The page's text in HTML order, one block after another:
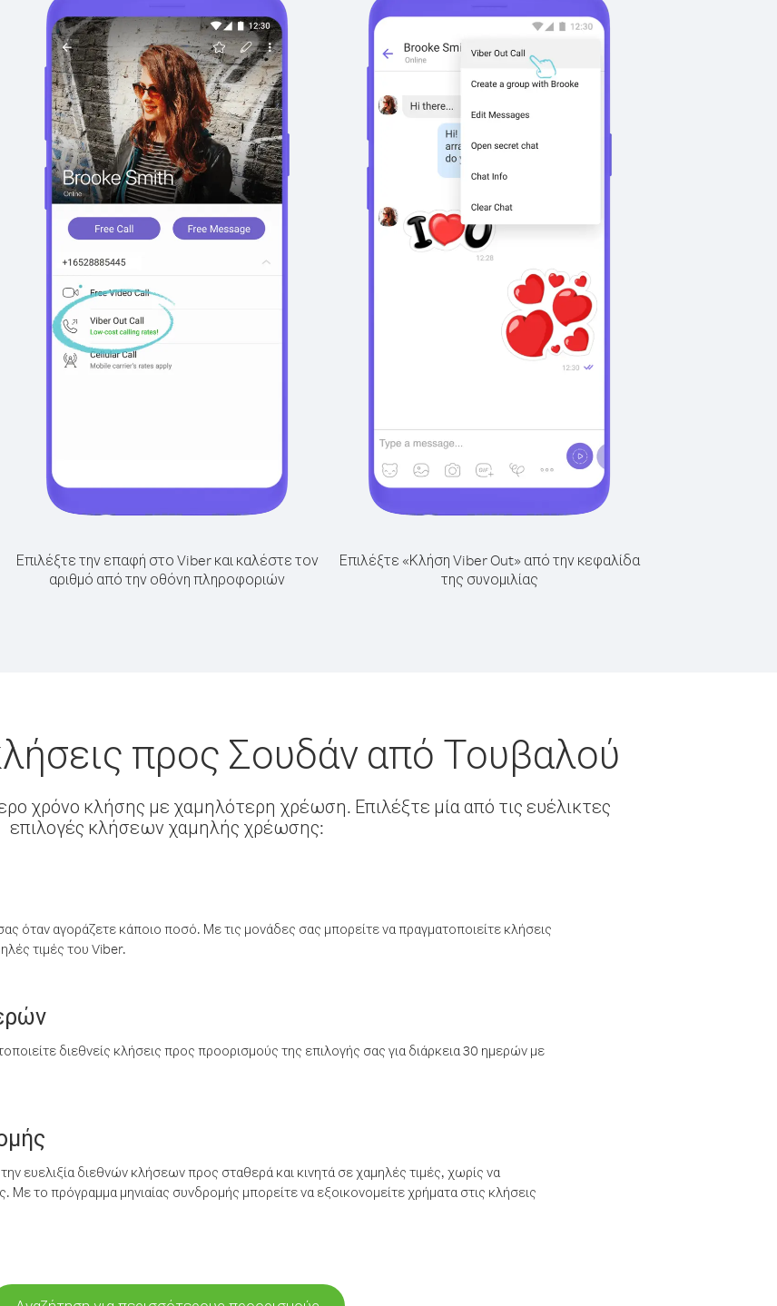
Επιλέξτε την επαφή στο Viber και καλέστε τον
αριθμό από την οθόνη πληροφοριών
Επιλέξτε «Κλήση Viber Out» από την κεφαλίδα
της συνομιλίας
προς Σουδάν από Τουβαλού
χρόνο κλήσης με χαμηλότερη χρέωση. Επιλέξτε μία από τις ευέλικτες
επιλογές κλήσεων χαμηλής χρέωσης:
όταν αγοράζετε κάποιο ποσό. Με τις μονάδες σας μπορείτε να πραγματοποιείτε κλήσεις
τιμές του Viber.
διεθνείς κλήσεις προς προορισμούς της επιλογής σας για διάρκεια 30 ημερών με
ευελιξία διεθνών κλήσεων προς σταθερά και κινητά σε χαμηλές τιμές, χωρίς να
το πρόγραμμα μηνιαίας συνδρομής μπορείτε να εξοικονομείτε χρήματα στις κλήσεις